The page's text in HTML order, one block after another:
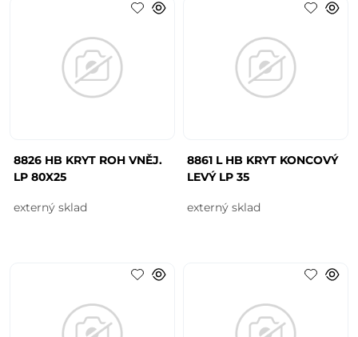
8826 HB KRYT ROH VNĚJ.
LP 80X25
externý sklad
8861 L HB KRYT KONCOVÝ
LEVÝ LP 35
externý sklad